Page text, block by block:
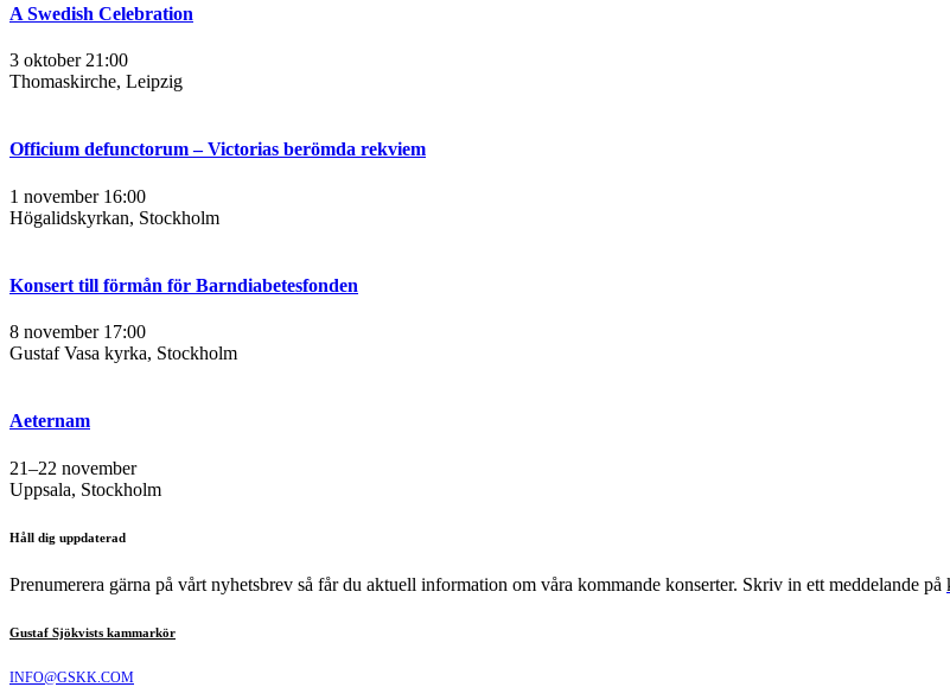
A Swedish Celebration
3 oktober 21:00
Thomaskirche, Leipzig
Officium defunctorum – Victorias berömda rekviem
1 november 16:00
Högalidskyrkan, Stockholm
Konsert till förmån för Barndiabetesfonden
8 november 17:00
Gustaf Vasa kyrka, Stockholm
Aeternam
21–22 november
Uppsala, Stockholm
Håll dig uppdaterad
Prenumerera gärna på vårt nyhetsbrev så får du aktuell information om våra kommande konserter. Skriv in ett meddelande på
Gustaf Sjökvists kammarkör
INFO@GSKK.COM